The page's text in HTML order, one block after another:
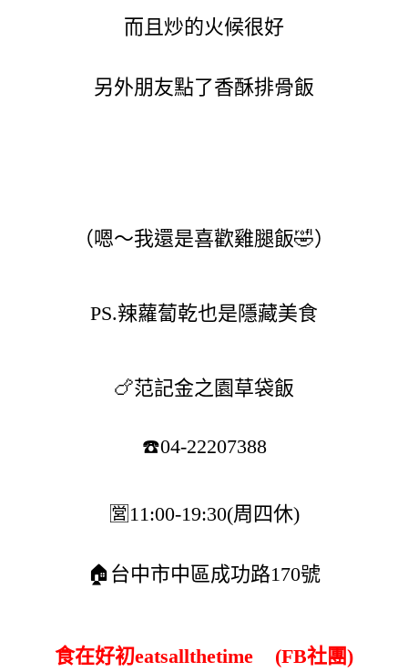
而且炒的火候很好
另外朋友點了香酥排骨飯
（嗯～我還是喜歡雞腿飯🤣）
PS.辣蘿蔔乾也是隱藏美食
🍗范記金之園草袋飯
☎️04-22207388
🈺️11:00-19:30(周四休)
🏠台中市中區成功路170號
食在好初eatsallthetime (FB社團)